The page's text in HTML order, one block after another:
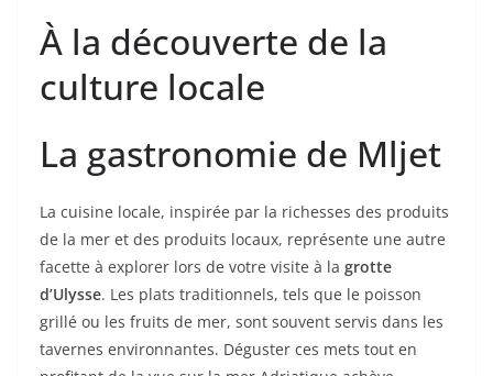
À la découverte de la
culture locale
La gastronomie de Mljet
La cuisine locale, inspirée par la richesses des produits
de la mer et des produits locaux, représente une autre
facette à explorer lors de votre visite à la grotte
d’Ulysse. Les plats traditionnels, tels que le poisson
grillé ou les fruits de mer, sont souvent servis dans les
tavernes environnantes. Déguster ces mets tout en